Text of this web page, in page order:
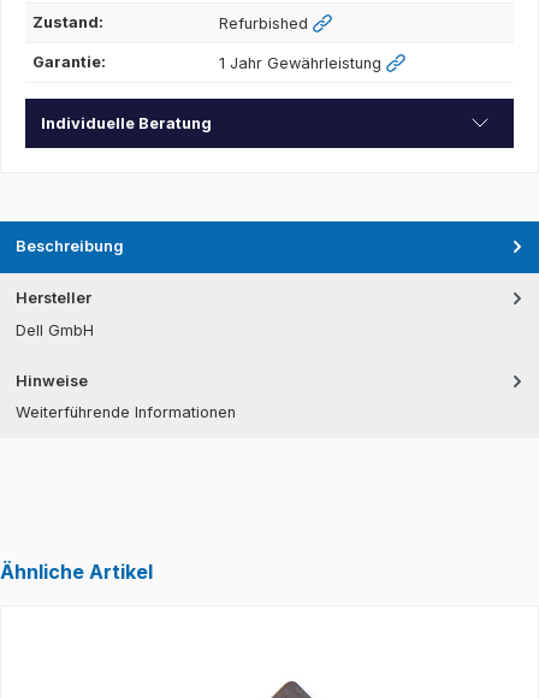
Zustand: Refurbished
Garantie: 1 Jahr Gewährleistung
Individuelle Beratung
Beschreibung
Hersteller
Dell GmbH
Hinweise
Weiterführende Informationen
Ähnliche Artikel